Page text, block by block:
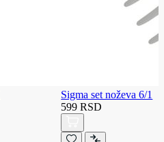
Sigma set noževa 6/1
599 RSD